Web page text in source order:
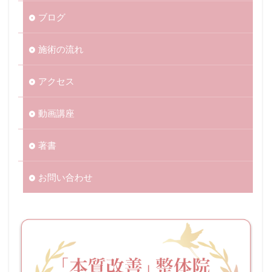
ブログ
施術の流れ
アクセス
動画講座
著書
お問い合わせ